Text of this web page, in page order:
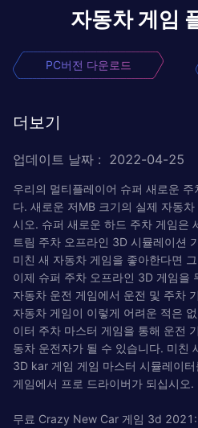
자동차 게임
PC버전 다운로드
더보기
업데이트 날짜 : 2022-04-25
우리의 멀티플레이어 슈퍼 새로운
다. 새로운 저MB 크기의 실제 자동
시오. 슈퍼 새로운 하드 주차 게임은
트림 주차 오프라인 3D 시뮬레이션
미친 새 자동차 게임을 좋아한다면
이제 슈퍼 주차 오프라인 3D 게임을
자동차 운전 게임에서 운전 및 주차
자동차 게임이 이렇게 어려운 적은
이터 주차 마스터 게임을 통해 운전
동차 운전자가 될 수 있습니다. 미친
3D kar 게임 게임 마스터 시뮬레이
게임에서 프로 드라이버가 되십시오.
무료 Crazy New Car 게임 3d